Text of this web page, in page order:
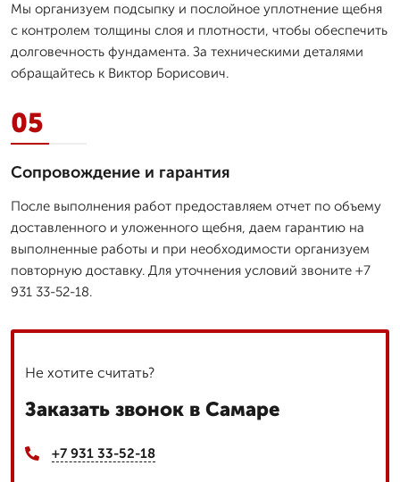
Мы организуем подсыпку и послойное уплотнение щебня
с контролем толщины слоя и плотности, чтобы обеспечить
долговечность фундамента. За техническими деталями
обращайтесь к Виктор Борисович.
05
Сопровождение и гарантия
После выполнения работ предоставляем отчет по объему
доставленного и уложенного щебня, даем гарантию на
выполненные работы и при необходимости организуем
повторную доставку. Для уточнения условий звоните +7
931 33-52-18.
Не хотите считать?
Заказать звонок в Самаре
+7 931 33-52-18